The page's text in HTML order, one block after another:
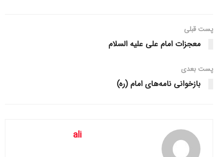
مرعشی با بیان اینکه گرمازدگی درجات مختلف دارد، پیشگیری را
روشی مؤثرتر دانست و اظهار کرد: اگر افراد دچار گرمازدگی شوند
می‌شوند.
رئیس مرکز پزشکی حج و زیارت گفت: در مقایسه با مدت مشابه
سال گذشته اگرچه تعداد مراجع زائرین به درمانگاه‌ها افزایش پیدا
پست قبلی
معجزات امام علی علیه السلام
پست‌ بعدی
بازخوانی نامه‌های امام (ره)
ali